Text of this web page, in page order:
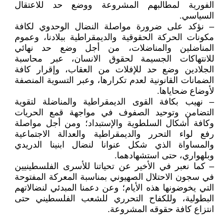
الفورية لمطالبهم المشروعة ووضع حد للاعتقال
السياسي.
– نؤكد على ضرورة مواصلة النضال الوحدوي لكافة
مكونات الحركة الحقوقية والديمقراطية ببلادنا، وعموم
المناضلين والمناضلات، من أجل وضع حد نهائي
للانتهاكات الجسيمة لحقوق الانسان، عبر محاسبة
الجلادين وضع حد للإفلات من العقاب، وإقرار كافة
الضمانات القانونية لعدم تكرارها، وعبر التسوية المنصفة
لأوضاع ضحاياها.
– نهيب بكافة القوى الديمقراطية والمناضلة لتقوية
التضامن وتوحيد الصفوف في مواجهة قمع الحريات
وكافة أشكال السلطوية والإستبداد؛ ومن أجل مواصلة
رفع لواء التحرر والديمقراطية والعدالة الاجتماعية
والمساواة الذي شكل عنوانا لنضال ابنينا الدريدي
وبلهواري، حتى استشهادهما.
– كما نعبر في الأخير عن تحياتنا للأسرى الفلسطينيين
في سجون الاحتلال الصهيوني بمناسبة المعركة المفتوحة
التي يخوضونها هذه الأيام؛ وعن دعمنا المبدئي لنضالاتهم
البطولية، وللكفاح التحرري للشعب الفلسطيني حتى
انتزاع كافة حقوقه المشروعة.